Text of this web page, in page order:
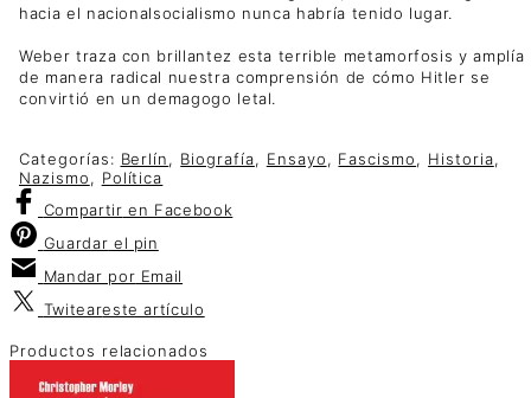
hacia el nacionalsocialismo nunca habría tenido lugar.
Weber traza con brillantez esta terrible metamorfosis y amplía
de manera radical nuestra comprensión de cómo Hitler se
convirtió en un demagogo letal.
Categorías: Berlín, Biografía, Ensayo, Fascismo, Historia,
Nazismo, Política
Compartir en Facebook
Guardar el pin
Mandar por Email
Twiteareste artículo
Productos relacionados